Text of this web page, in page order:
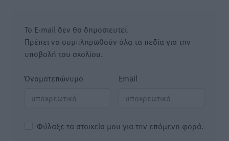
Το E-mail δεν θα δημοσιευτεί.
Πρέπει να συμπληρωθούν όλα τα πεδία για την
υποβολή του σχολίου.
Όνοματεπώνυμο Email
Φύλαξε τα στοιχεία μου για την επόμενη φορά.